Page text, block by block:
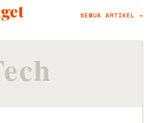
SEMUA ARTIKEL →